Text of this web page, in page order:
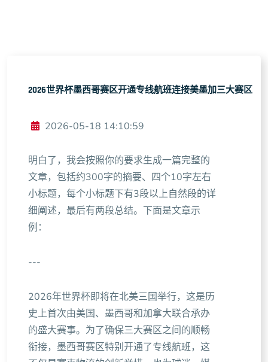
2026世界杯墨西哥赛区开通专线航班连接美墨加三大赛区
2026-05-18 14:10:59
明白了，我会按照你的要求生成一篇完整的
文章，包括约300字的摘要、四个10字左右
小标题，每个小标题下有3段以上自然段的详
细阐述，最后有两段总结。下面是文章示
例：
---
2026年世界杯即将在北美三国举行，这是历
史上首次由美国、墨西哥和加拿大联合承办
的盛大赛事。为了确保三大赛区之间的顺畅
衔接，墨西哥赛区特别开通了专线航班，这